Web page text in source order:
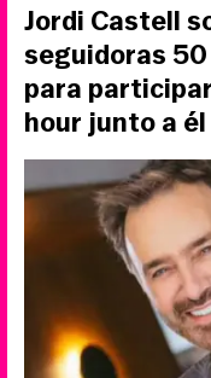
Jordi Castell
seguidoras
para
hour junto a él